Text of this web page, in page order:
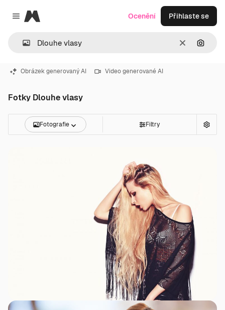
Close menu
Magnific
ZrušitHledat
Ocenění Přihlaste se
Obrázek generovaný AI Video generované AI
Fotky Dlouhe vlasy
Fotografie Filtry